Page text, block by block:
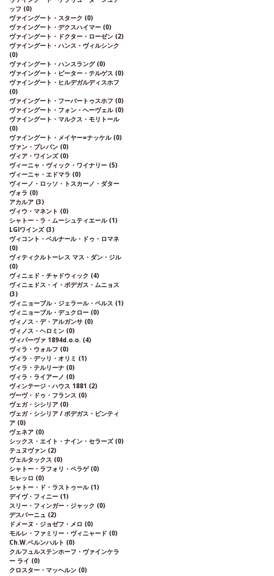
ッフ (0)
ヴァイングート・スターク (0)
ヴァイングート・デクスハイマー (0)
ヴァイングート・ドクター・ローゼン (2)
ヴァイングート・ハンス・ヴィルシンク
(0)
ヴァイングート・ハンスラング (0)
ヴァイングート・ピーター・テルゲス (0)
ヴァイングート・ヒルデガルディスホフ
(0)
ヴァイングート・フーバートゥスホフ (0)
ヴァイングート・フォン・ヘーヴェル (0)
ヴァイングート・マルクス・モリトール
(0)
ヴァイングート・メイヤー=ナッケル (0)
ヴァン・ブレバン (0)
ヴィア・ワインズ (0)
ヴィーニャ・ヴィック・ワイナリー (5)
ヴィーニャ・エドマラ (0)
ヴィーノ・ロッソ・トスカーノ・ダター
ヴォラ (0)
アカルア (3)
ヴィウ・マネント (0)
シャトー・ラ・ムーシュティエール (1)
LGIワインズ (3)
ヴィコント・ベルナール・ドゥ・ロマネ
(0)
ヴィティクルトーレス マス・ダン・ジル
(0)
ヴィニェド・チャドウィック (4)
ヴィニェドス・イ・ボデガス・ムニョス
(3)
ヴィニョーブル・ジェラール・ペルス (1)
ヴィニョーブル・デュクロー (0)
ヴィノス・デ・アルガンサ (0)
ヴィノス・ヘロミン (0)
ヴィパーヴァ 1894d.o.o. (4)
ヴィラ・ウォルフ (0)
ヴィラ・デッリ・オリミ (1)
ヴィラ・テルリーナ (0)
ヴィラ・ライアーノ (0)
ヴィンテージ・ハウス 1881 (2)
ヴーヴ・ドゥ・フランス (0)
ヴェガ・シシリア (0)
ヴェガ・シシリア / ボデガス・ピンティ
ア (0)
ヴェネア (0)
シックス・エイト・ナイン・セラーズ (0)
テュヌヴァン (2)
ヴェルタックス (0)
シャトー・ラフォリ・ペラゲ (0)
モレッロ (0)
シャトー・ド・ラストゥール (1)
デイヴ・フィニー (1)
スリー・フィンガー・ジャック (0)
デスパーニュ (2)
ドメーヌ・ジョゼフ・メロ (0)
モルレ・ファミリー・ヴィニャード (0)
Ch.W.ベルンハルト (0)
クルフュルステンホーフ・ヴァインケラ
ー ライ (0)
クロスター・マッヘルン (0)